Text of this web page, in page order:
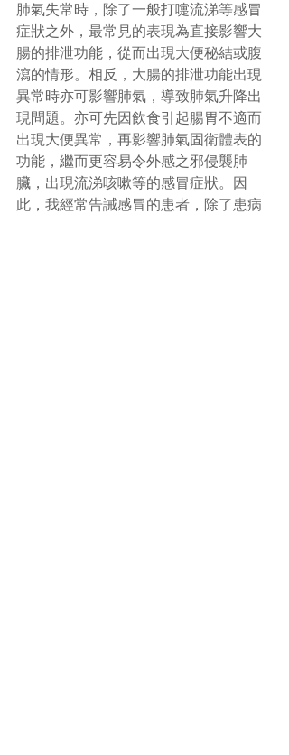
肺氣失常時，除了一般打嚏流涕等感冒
症狀之外，最常見的表現為直接影響大
腸的排泄功能，從而出現大便秘結或腹
瀉的情形。相反，大腸的排泄功能出現
異常時亦可影響肺氣，導致肺氣升降出
現問題。亦可先因飲食引起腸胃不適而
出現大便異常，再影響肺氣固衛體表的
功能，繼而更容易令外感之邪侵襲肺
臟，出現流涕咳嗽等的感冒症狀。因
此，我經常告誡感冒的患者，除了患病